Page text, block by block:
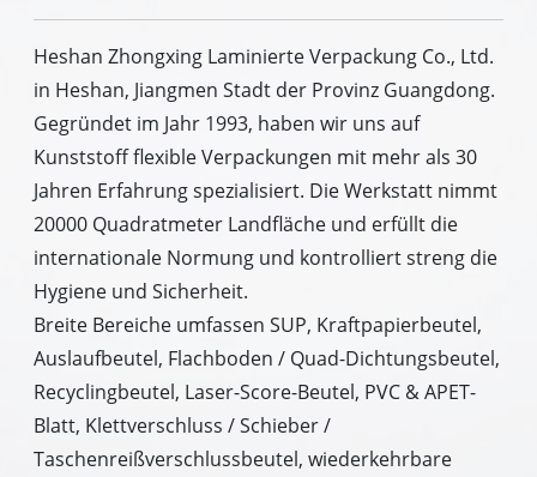
Heshan Zhongxing Laminierte Verpackung Co., Ltd.
in Heshan, Jiangmen Stadt der Provinz Guangdong.
Gegründet im Jahr 1993, haben wir uns auf
Kunststoff flexible Verpackungen mit mehr als 30
Jahren Erfahrung spezialisiert. Die Werkstatt nimmt
20000 Quadratmeter Landfläche und erfüllt die
internationale Normung und kontrolliert streng die
Hygiene und Sicherheit.
Breite Bereiche umfassen SUP, Kraftpapierbeutel,
Auslaufbeutel, Flachboden / Quad-Dichtungsbeutel,
Recyclingbeutel, Laser-Score-Beutel, PVC & APET-
Blatt, Klettverschluss / Schieber /
Taschenreißverschlussbeutel, wiederkehrbare